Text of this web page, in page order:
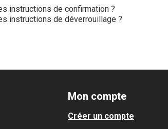
instructions de confirmation ?
instructions de déverrouillage ?
Mon compte
Créer un compte